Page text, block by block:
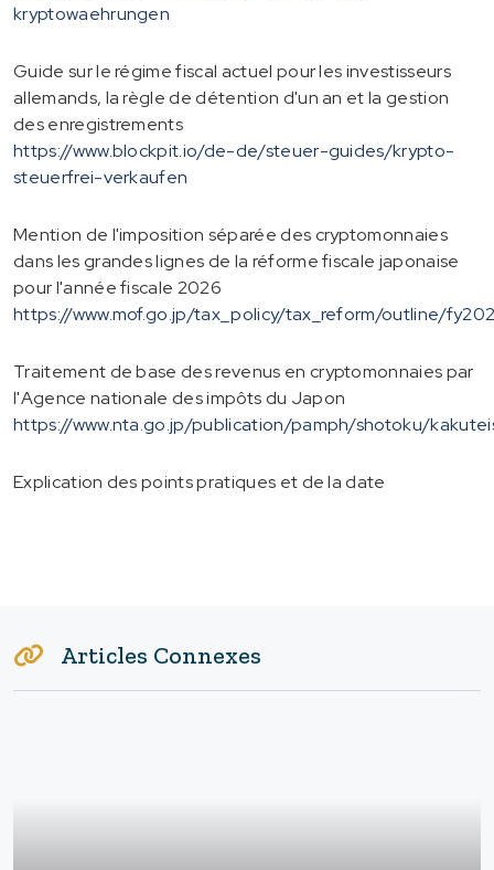
kryptowaehrungen
Guide sur le régime fiscal actuel pour les investisseurs
allemands, la règle de détention d'un an et la gestion
des enregistrements
https://www.blockpit.io/de-de/steuer-guides/krypto-
steuerfrei-verkaufen
Mention de l'imposition séparée des cryptomonnaies
dans les grandes lignes de la réforme fiscale japonaise
pour l'année fiscale 2026
https://www.mof.go.jp/tax_policy/tax_reform/outline/
Traitement de base des revenus en cryptomonnaies par
l'Agence nationale des impôts du Japon
https://www.nta.go.jp/publication/pamph/shotoku/
Explication des points pratiques et de la date
Articles Connexes